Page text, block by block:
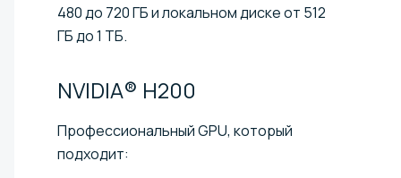
480 до 720 ГБ и локальном диске от 512
ГБ до 1 ТБ.
NVIDIA® H200
Профессиональный GPU, который
подходит: